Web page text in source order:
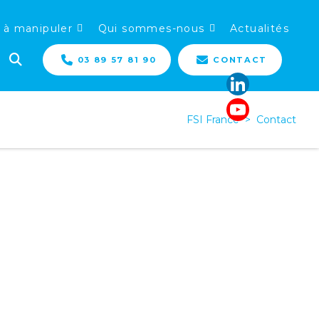
à manipuler Qui sommes-nous Actualités
03 89 57 81 90 CONTACT
FSI France > Contact